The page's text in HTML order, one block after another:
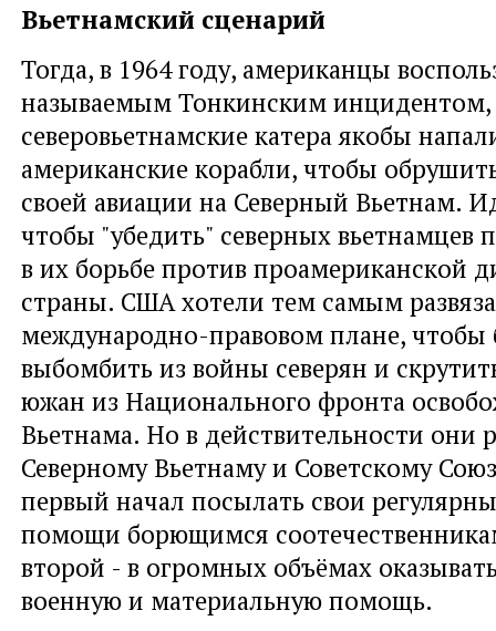
Вьетнамский сценарий
Тогда, в 1964 году, американцы
называемым Тонкинским инцидентом,
северовьетнамские катера якобы
американские корабли, чтобы
своей авиации на Северный Вьетнам.
чтобы "убедить" северных
в их борьбе против проамериканской
страны. США хотели тем самым
международно-правовом плане, чтобы
выбомбить из войны северян и
южан из Национального фронта
Вьетнама. Но в действительности они
Северному Вьетнаму и Советскому
первый начал посылать свои
помощи борющимся
второй - в огромных объёмах
военную и материальную помощь.